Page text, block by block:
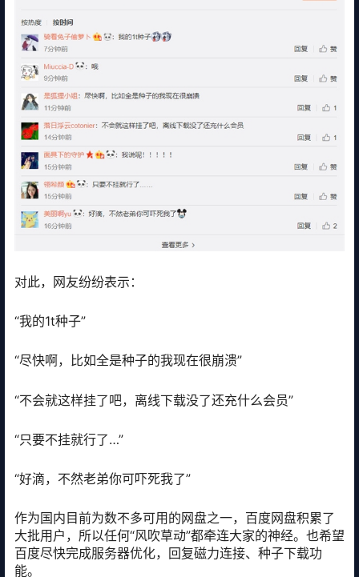
对此，网友纷纷表示：
“我的1t种子”
“尽快啊，比如全是种子的我现在很崩溃”
“不会就这样挂了吧，离线下载没了还充什么会员”
“只要不挂就行了…”
“好滴，不然老弟你可吓死我了”
作为国内目前为数不多可用的网盘之一，百度网盘积累了
大批用户，所以任何“风吹草动”都牵连大家的神经。也希望
百度尽快完成服务器优化，回复磁力连接、种子下载功
能。